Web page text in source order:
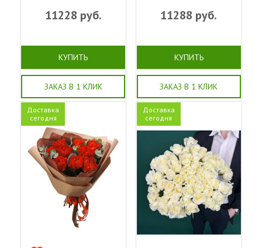
11228 руб.
КУПИТЬ
ЗАКАЗ В 1 КЛИК
11288 руб.
КУПИТЬ
ЗАКАЗ В 1 КЛИК
Доставка
сегодня
Доставка
сегодня